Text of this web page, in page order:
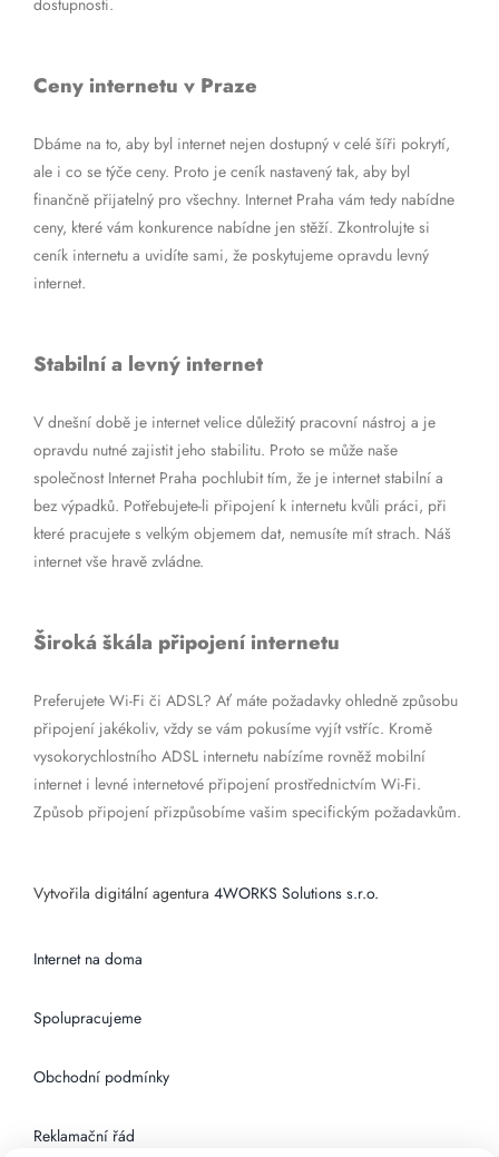
dostupnosti.
Ceny internetu v Praze
Dbáme na to, aby byl internet nejen dostupný v celé šíři pokrytí,
ale i co se týče ceny. Proto je ceník nastavený tak, aby byl
finančně přijatelný pro všechny. Internet Praha vám tedy nabídne
ceny, které vám konkurence nabídne jen stěží. Zkontrolujte si
ceník internetu a uvidíte sami, že poskytujeme opravdu levný
internet.
Stabilní a levný internet
V dnešní době je internet velice důležitý pracovní nástroj a je
opravdu nutné zajistit jeho stabilitu. Proto se může naše
společnost Internet Praha pochlubit tím, že je internet stabilní a
bez výpadků. Potřebujete-li připojení k internetu kvůli práci, při
které pracujete s velkým objemem dat, nemusíte mít strach. Náš
internet vše hravě zvládne.
Široká škála připojení internetu
Preferujete Wi-Fi či ADSL? Ať máte požadavky ohledně způsobu
připojení jakékoliv, vždy se vám pokusíme vyjít vstříc. Kromě
vysokorychlostního ADSL internetu nabízíme rovněž mobilní
internet i levné internetové připojení prostřednictvím Wi-Fi.
Způsob připojení přizpůsobíme vašim specifickým požadavkům.
Vytvořila digitální agentura 4WORKS Solutions s.r.o.
Internet na doma
Spolupracujeme
Obchodní podmínky
Reklamační řád